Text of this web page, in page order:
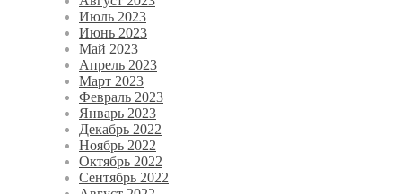
Июль 2023
Июнь 2023
Май 2023
Апрель 2023
Март 2023
Февраль 2023
Январь 2023
Декабрь 2022
Ноябрь 2022
Октябрь 2022
Сентябрь 2022